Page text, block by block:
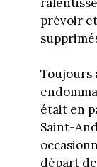
prévoir
Toujours
était en
Saint-
départ